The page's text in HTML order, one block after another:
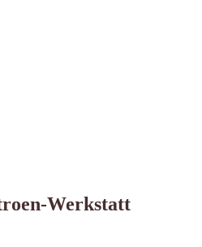
Werkstatt